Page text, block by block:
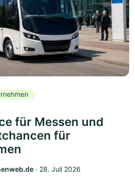
für Messen und
für
‧ 28. Juli 2026